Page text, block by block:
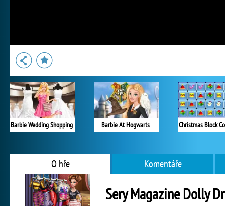
Barbie Wedding Shopping Barbie At Hogwarts Christmas Block
O hře Komentáře
Sery Magazine Dolly